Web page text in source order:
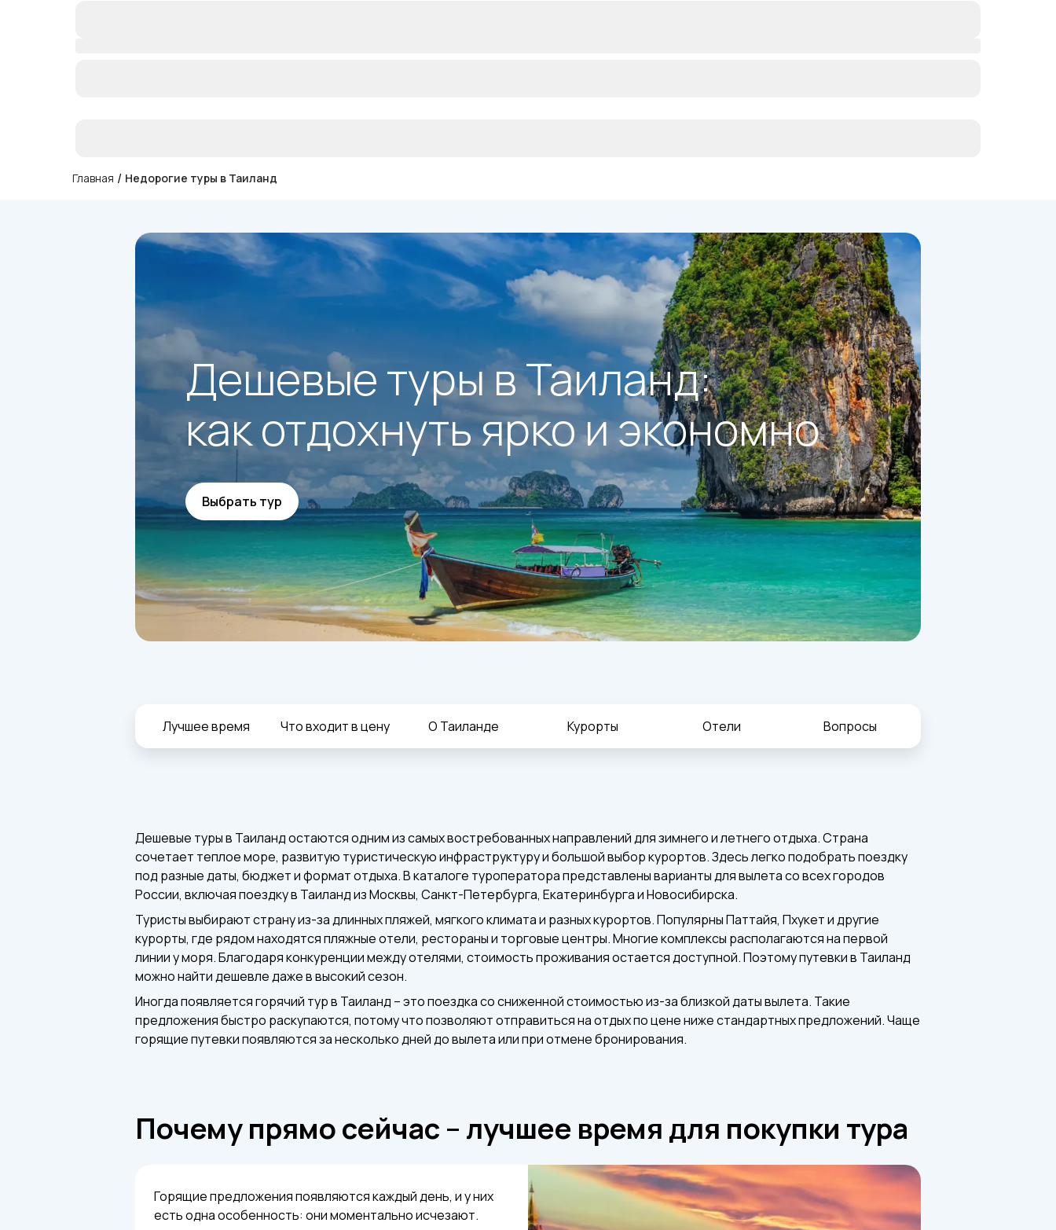
Главная / Недорогие туры в Таиланд
Дешевые туры в Таиланд:
как отдохнуть ярко и экономно
Выбрать тур
Лучшее время Что входит в цену О Таиланде Курорты Отели Вопросы
Дешевые туры в Таиланд остаются одним из самых востребованных направлений для зимнего и летнего отдыха. Страна
сочетает теплое море, развитую туристическую инфраструктуру и большой выбор курортов. Здесь легко подобрать поездку
под разные даты, бюджет и формат отдыха. В каталоге туроператора представлены варианты для вылета со всех городов
России, включая поездку в Таиланд из Москвы, Санкт-Петербурга, Екатеринбурга и Новосибирска.
Туристы выбирают страну из-за длинных пляжей, мягкого климата и разных курортов. Популярны Паттайя, Пхукет и другие
курорты, где рядом находятся пляжные отели, рестораны и торговые центры. Многие комплексы располагаются на первой
линии у моря. Благодаря конкуренции между отелями, стоимость проживания остается доступной. Поэтому путевки в Таиланд
можно найти дешевле даже в высокий сезон.
Иногда появляется горячий тур в Таиланд – это поездка со сниженной стоимостью из-за близкой даты вылета. Такие
предложения быстро раскупаются, потому что позволяют отправиться на отдых по цене ниже стандартных предложений. Чаще
горящие путевки появляются за несколько дней до вылета или при отмене бронирования.
Почему прямо сейчас – лучшее время для покупки тура
Горящие предложения появляются каждый день, и у них
есть одна особенность: они моментально исчезают.